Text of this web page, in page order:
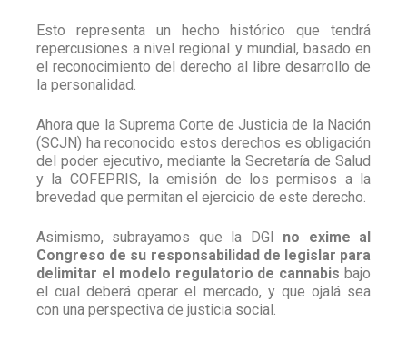
Esto representa un hecho histórico que tendrá
repercusiones a nivel regional y mundial, basado en
el reconocimiento del derecho al libre desarrollo de
la personalidad.
Ahora que la Suprema Corte de Justicia de la Nación
(SCJN) ha reconocido estos derechos es obligación
del poder ejecutivo, mediante la Secretaría de Salud
y la COFEPRIS, la emisión de los permisos a la
brevedad que permitan el ejercicio de este derecho.
Asimismo, subrayamos que la DGI no exime al
Congreso de su responsabilidad de legislar para
delimitar el modelo regulatorio de cannabis bajo
el cual deberá operar el mercado, y que ojalá sea
con una perspectiva de justicia social.